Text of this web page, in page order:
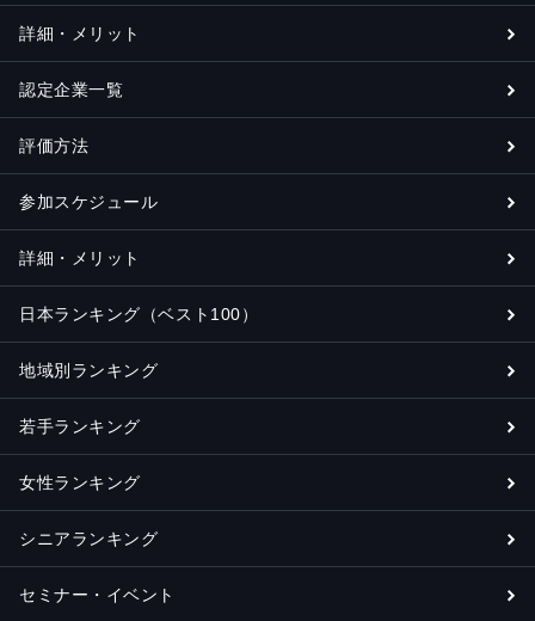
詳細・メリット
認定企業一覧
評価方法
参加スケジュール
詳細・メリット
日本ランキング（ベスト100）
地域別ランキング
若手ランキング
女性ランキング
シニアランキング
セミナー・イベント